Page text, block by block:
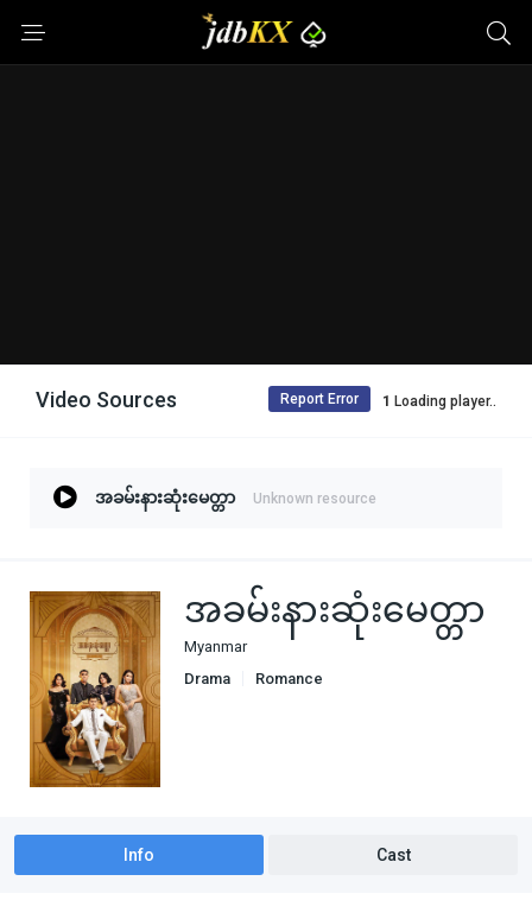
Video Sources Loading player..
Report Error
အခမ်းနားဆုံးမေတ္တာ Unknown resource
အခမ်းနားဆုံးမေတ္တာ
Myanmar
Drama
Romance
Info Cast